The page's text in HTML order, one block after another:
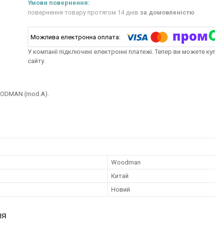
повернення товару протягом 14 днів за домовленістю
У компанії підключені електронні платежі. Тепер ви можете
сайту.
(mod.A).
Woodman
Китай
Новий